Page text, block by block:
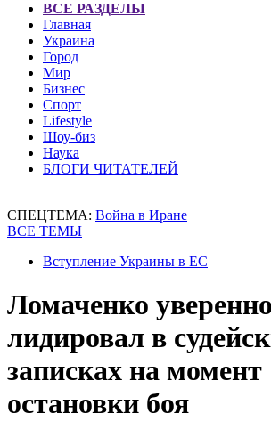
ВСЕ РАЗДЕЛЫ
Главная
Украина
Город
Мир
Бизнес
Спорт
Lifestyle
Шоу-биз
Наука
БЛОГИ ЧИТАТЕЛЕЙ
СПЕЦТЕМА: Война в Иране
ВСЕ ТЕМЫ
Вступление Украины в ЕС
Ломаченко уверенно
лидировал в
записках на момент
остановки боя